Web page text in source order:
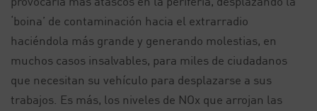
‘boina’ de contaminación hacia el extrarradio
haciéndola más grande y generando molestias, en
muchos casos insalvables, para miles de ciudadanos
que necesitan su vehículo para desplazarse a sus
trabajos. Es más, los niveles de NOx que arrojan las